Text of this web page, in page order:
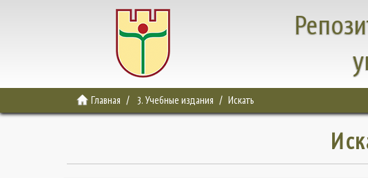
Главная 3. Учебные издания Искать